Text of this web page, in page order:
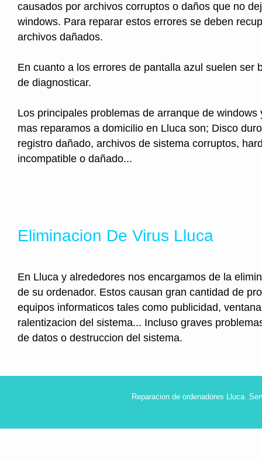
causados por archivos corruptos o daños que no
windows. Para reparar estos errores se deben
archivos dañados.
En cuanto a los errores de pantalla azul suelen ser
de diagnosticar.
Los principales problemas de arranque de windows
mas reparamos a domicilio en Lluca son; Disco
registro dañado, archivos de sistema corruptos,
incompatible o dañado...
Eliminacion De Virus Lluca
En Lluca y alrededores nos encargamos de la
de su ordenador. Estos causan gran cantidad de
equipos informaticos tales como publicidad,
ralentizacion del sistema... Incluso graves
de datos o destruccion del sistema.
Reparacion de ordenadores Lluca.